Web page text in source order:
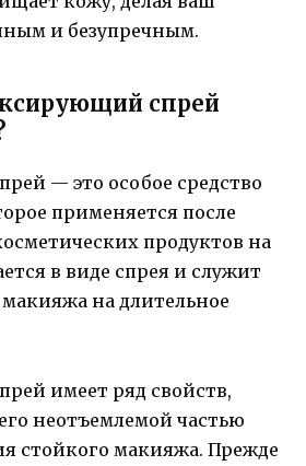
и безупречным.
спрей
— это особое средство
применяется после
продуктов на
в виде спрея и служит
на длительное
имеет ряд свойств,
неотъемлемой частью
стойкого макияжа. Прежде